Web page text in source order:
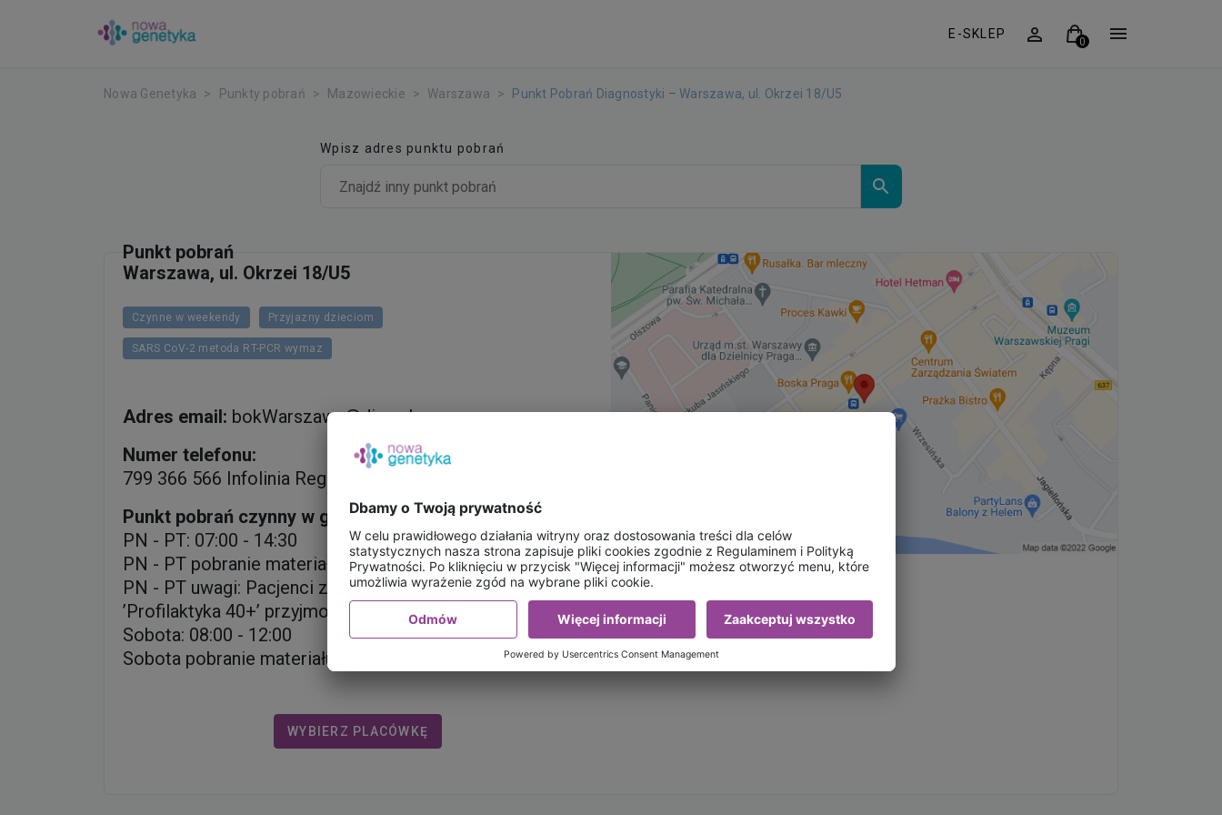
E-SKLEP
Nowa Genetyka Punkty pobrań Mazowieckie Warszawa Punkt Pobrań Diagnostyki – Warszawa, ul. Okrzei 18/U5
Wpisz adres punktu pobrań
Punkt pobrań
Warszawa, ul. Okrzei 18/U5
Czynne w weekendy Przyjazny dzieciom
SARS CoV-2 metoda RT-PCR wymaz
Adres email: bokWarszawa@diag.pl
Numer telefonu:
799 366 566 Infolinia Regionalna
Punkt pobrań czynny w godzinach:
PN - PT: 07:00 - 14:30
PN - PT pobranie materiału do: 14:00
PN - PT uwagi: Pacjenci ze skierowaniami z Programu
’Profilaktyka 40+’ przyjmowani są w godz. 08:00-14:00
Sobota: 08:00 - 12:00
Sobota pobranie materiału do: 12:00
WYBIERZ PLACÓWKĘ